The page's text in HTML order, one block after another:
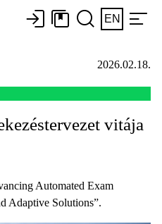
EN
2026.02.18.
vitája
Automated Exam
Adaptive Solutions”.